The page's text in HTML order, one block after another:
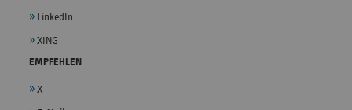
LinkedIn
XING
EMPFEHLEN
X